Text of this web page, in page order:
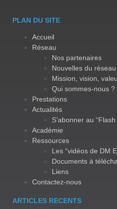
PLAN DU SITE
Accueil
Réseau
Nos partenaires
Nouvelles du réseau
Mission, vision,
Qui sommes-nous ?
Prestations
Actualités
S’abonner au
Académie
Ressources
Les “vidéos de DM
Documents à
Liens
Contactez-nous
ARTICLES RECENTS